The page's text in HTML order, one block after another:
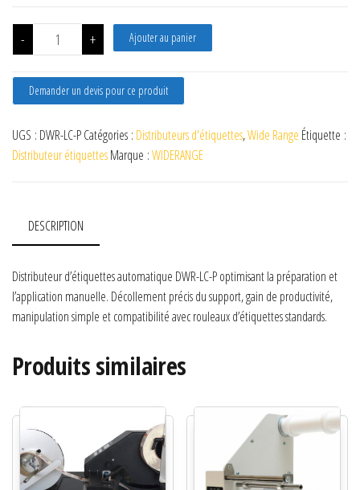
- quantité de Distributeur Étiquettes DWR-LC-Palpeur Largeur
+ Ajouter au panier
Demander un devis pour ce produit
UGS : DWR-LC-PCatégories : Distributeurs d'étiquettes,Wide Range Étiquette :
Distributeur étiquettesMarque :WIDERANGE
DESCRIPTION
Distributeur d’étiquettes automatique DWR-LC-P optimisant la préparation et
l’application manuelle. Décollement précis du support, gain de productivité,
manipulation simple et compatibilité avec rouleaux d’étiquettes standards.
Produits similaires